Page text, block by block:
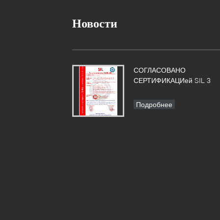
Новости
СОГЛАСОВАНО
СЕРТИФИКАЦИей SIL 3
Подробнее